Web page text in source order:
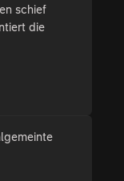
schief
die